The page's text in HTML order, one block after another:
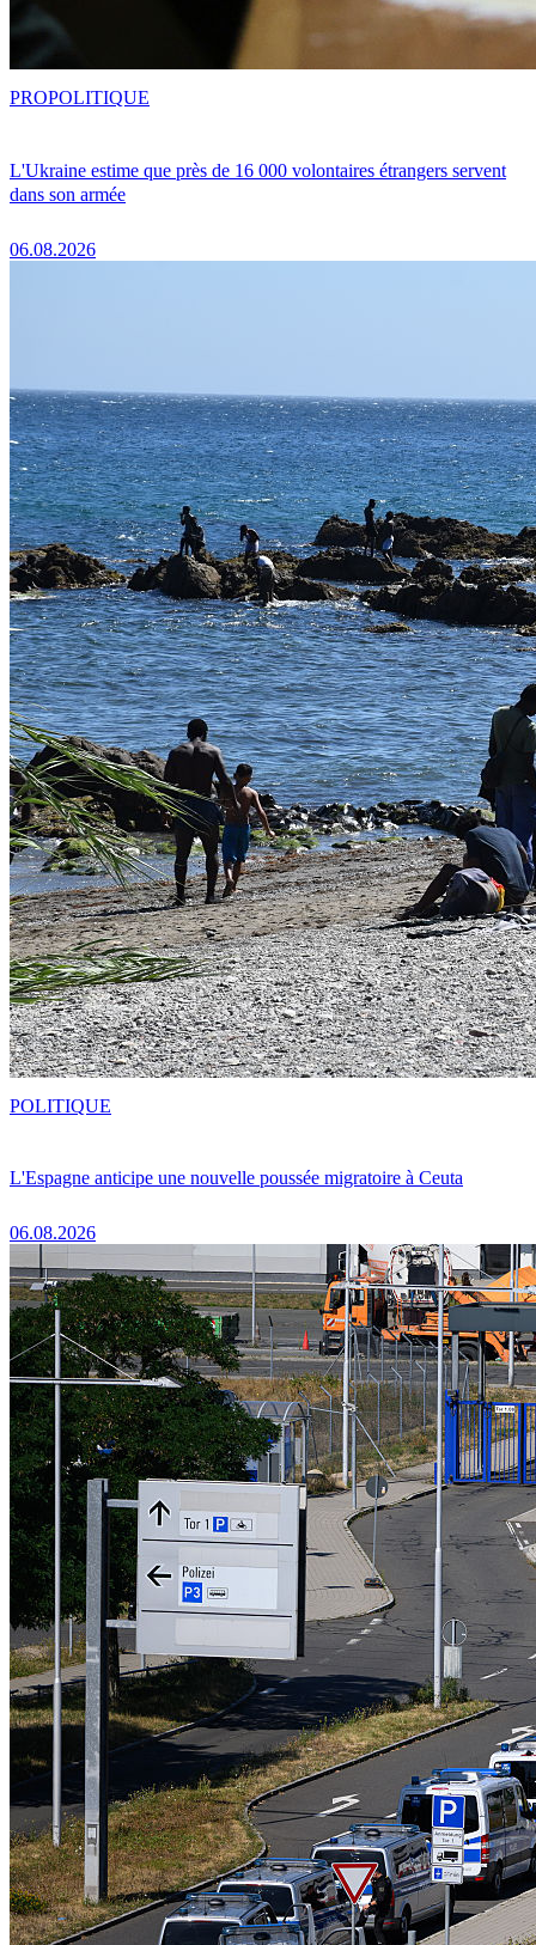
L'Ukraine estime que près de 16 000 volontaires étrangers servent
dans son armée
06.08.2026
PROPOLITIQUE
L'Espagne anticipe une nouvelle poussée migratoire à Ceuta
06.08.2026
POLITIQUE